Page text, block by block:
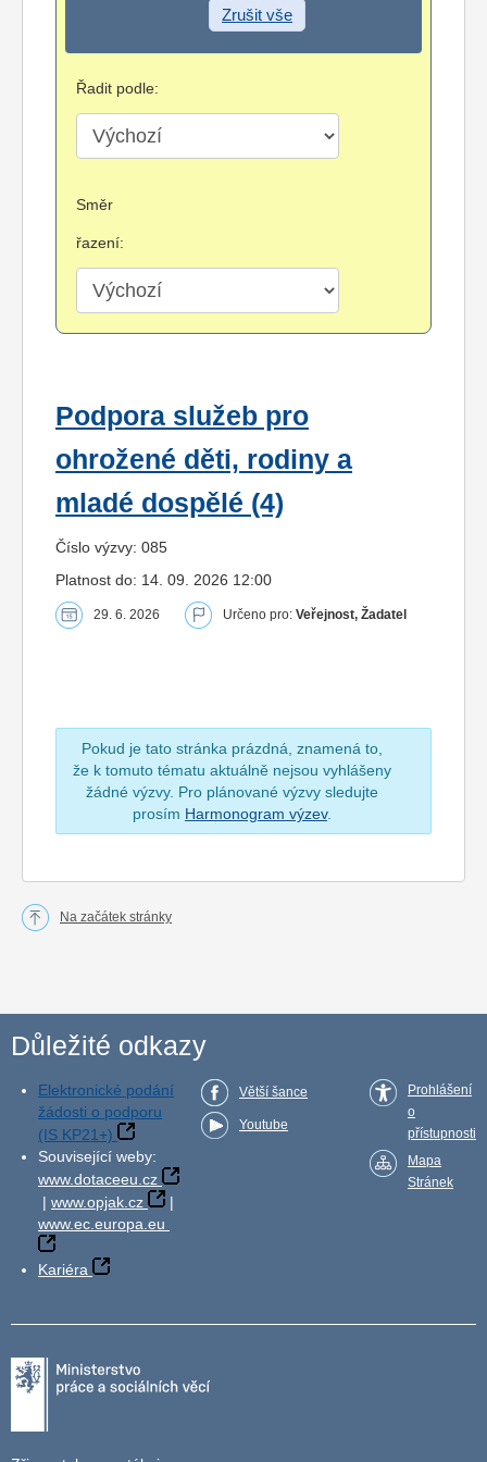
Zrušit vše
Řadit podle:
Směr
řazení:
Podpora služeb pro
ohrožené děti, rodiny a
mladé dospělé (4)
Číslo výzvy: 085
Platnost do: 14. 09. 2026 12:00
29. 6. 2026 Určeno pro: Veřejnost, Žadatel
Pokud je tato stránka prázdná, znamená to,
že k tomuto tématu aktuálně nejsou vyhlášeny
žádné výzvy. Pro plánované výzvy sledujte
prosím Harmonogram výzev.
Na začátek stránky
Důležité odkazy
Elektronické podání
žádosti o podporu
(IS KP21+)
Související weby:
www.dotaceeu.cz
| www.opjak.cz
|
www.ec.europa.eu
Kariéra
Větší šance
Youtube
Prohlášení
o
přístupnosti
Mapa
Stránek